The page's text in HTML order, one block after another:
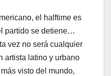
el halftime es
partido se detiene…
vez no será cualquier
artista latino y urbano
visto del mundo,